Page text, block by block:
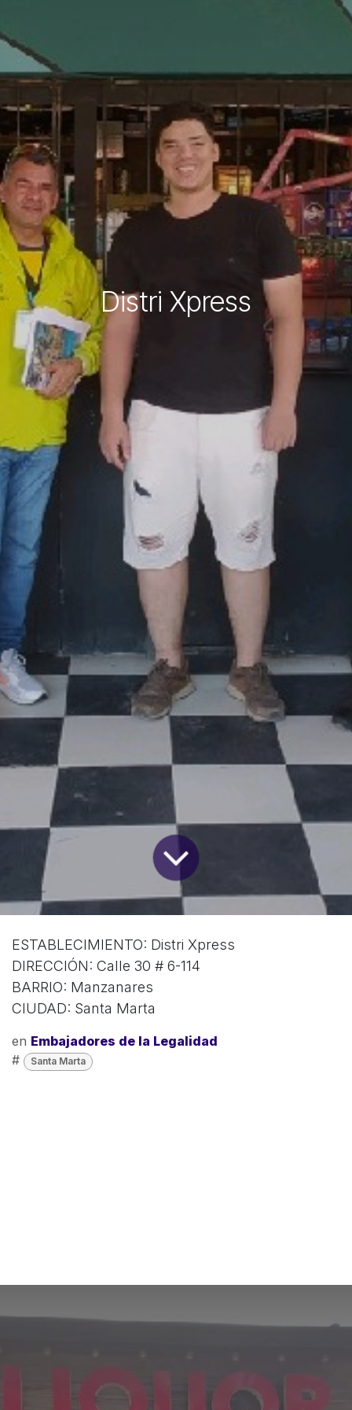
Distri Xpress
ESTABLECIMIENTO: Distri Xpress
DIRECCIÓN: Calle 30 # 6-114
BARRIO: Manzanares
CIUDAD: Santa Marta
en Embajadores de la Legalidad
#
Santa Marta